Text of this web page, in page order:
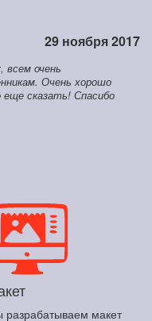
29 ноября 2017
всем очень
Очень хорошо
еще сказать! Спасибо
макет